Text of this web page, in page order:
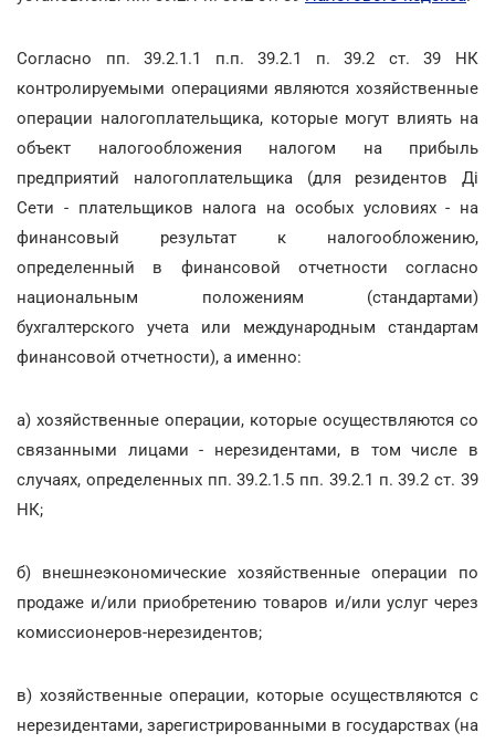
Согласно пп. 39.2.1.1 п.п. 39.2.1 п. 39.2 ст. 39 НК
контролируемыми операциями являются хозяйственные
операции налогоплательщика, которые могут влиять на
объект налогообложения налогом на прибыль
предприятий налогоплательщика (для резидентов Ді
Сети - плательщиков налога на особых условиях - на
финансовый результат к налогообложению,
определенный в финансовой отчетности согласно
национальным положениям (стандартами)
бухгалтерского учета или международным стандартам
финансовой отчетности), а именно:
а) хозяйственные операции, которые осуществляются со
связанными лицами - нерезидентами, в том числе в
случаях, определенных пп. 39.2.1.5 пп. 39.2.1 п. 39.2 ст. 39
НК;
б) внешнеэкономические хозяйственные операции по
продаже и/или приобретению товаров и/или услуг через
комиссионеров-нерезидентов;
в) хозяйственные операции, которые осуществляются с
нерезидентами, зарегистрированными в государствах (на